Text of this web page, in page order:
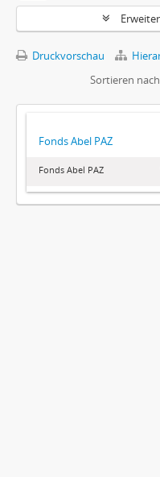
Druckvorschau
Sortieren
Fonds Abel PAZ
Fonds Abel PAZ